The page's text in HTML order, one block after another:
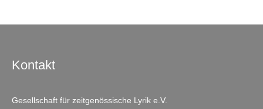
Kontakt
Gesellschaft für zeitgenössische Lyrik e.V.